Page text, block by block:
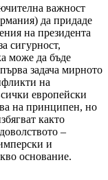
важност
да придаде
на президента
сигурност,
може да бъде
задача мирното
на
европейски
на принципен, но
както
–
и
основание.